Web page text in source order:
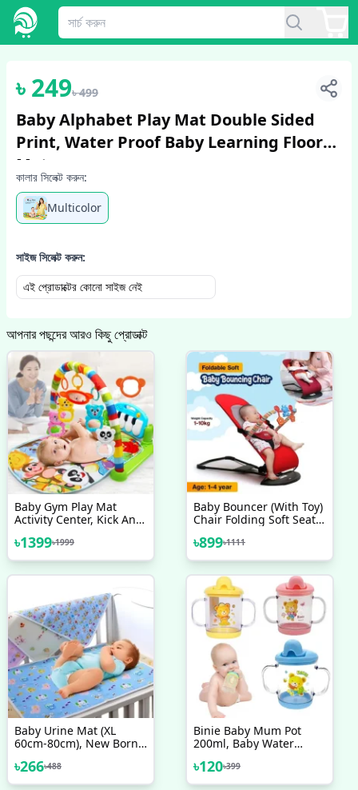
1/6
৳249৳499
Baby Alphabet Play Mat Double Sided
Print, Water Proof Baby Learning Floor
Mat,
কালার সিলেক্ট করুন:
Multicolor
সাইজ সিলেক্ট করুন:
এই প্রোডাক্টের কোনো সাইজ নেই
আপনার পছন্দের আরও কিছু প্রোডাক্ট
Baby Gym Play Mat
Activity Center, Kick And
With Music And Lights,
Gifts For Baby Newborn
৳1399৳1999
Baby Bouncer (With Toy)
Chair Folding Soft Seat
Rocking Feel Merriment
And Enjoy
৳899৳1111
Baby Urine Mat (XL
60cm-80cm), New Born
Reusable And Washable
Urine Pad
৳266৳488
Binie Baby Mum Pot
200ml, Baby Water
Double Handle
৳120৳399